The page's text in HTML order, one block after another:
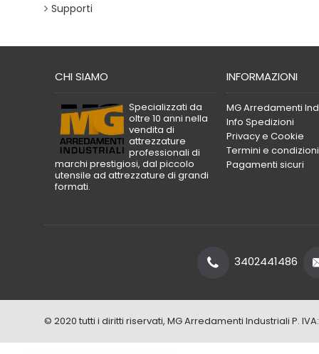
Supporti
CHI SIAMO
Specializzati da
oltre 10 anni nella
vendita di
attrezzature
professionali di
marchi prestigiosi, dal piccolo
utensile ad attrezzature di grandi
formati.
INFORMAZIONI
MG Arredamenti
Info Spedizioni
Privacy e Cookie
Termini e condizioni
Pagamenti sicuri
3402441486
© 2020 tutti i diritti riservati, MG Arredamenti Industriali P.